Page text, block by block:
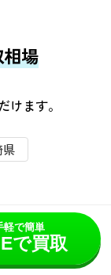
場
ます。
県
軽で簡単
で買取